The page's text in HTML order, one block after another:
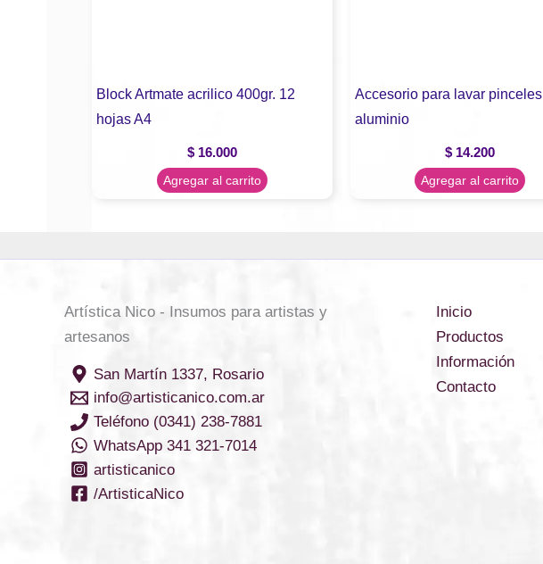
Block Artmate acrilico 400gr. 12
hojas A4
$16.000
Agregar al carrito
Accesorio para lavar pinceles
aluminio
$ 14.200
Agregar al carrito
Artística Nico - Insumos para artistas y
artesanos
San Martín 1337, Rosario
info@artisticanico.com.ar
Teléfono (0341) 238-7881
WhatsApp 341 321-7014
artisticanico
/ArtisticaNico
Inicio
Productos
Información
Contacto